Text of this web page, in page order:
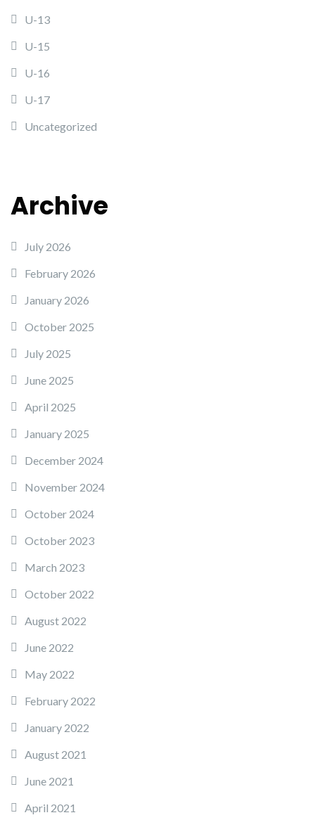
U-13
U-15
U-16
U-17
Uncategorized
Archive
July 2026
February 2026
January 2026
October 2025
July 2025
June 2025
April 2025
January 2025
December 2024
November 2024
October 2024
October 2023
March 2023
October 2022
August 2022
June 2022
May 2022
February 2022
January 2022
August 2021
June 2021
April 2021